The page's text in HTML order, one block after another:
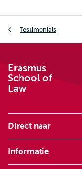
Testimonials
Erasmus
School of
Law
Direct naar
Informatie